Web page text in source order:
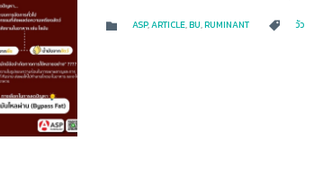
 CATEGORY
ASP,ARTICLE,BU,RUMINANT  วัว